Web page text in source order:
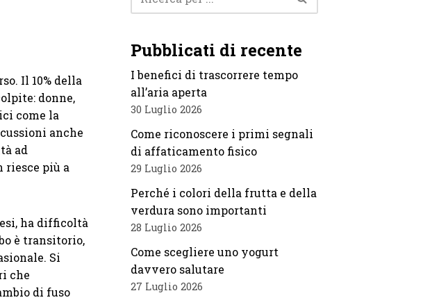
Il 10% della
donne,
come la
anche
ad
riesce più a
ha difficoltà
è transitorio,
Si
che
di fuso
Pubblicati di recente
I benefici di trascorrere tempo
all’aria aperta
30 Luglio 2026
Come riconoscere i primi segnali
di affaticamento fisico
29 Luglio 2026
Perché i colori della frutta e della
verdura sono importanti
28 Luglio 2026
Come scegliere uno yogurt
davvero salutare
27 Luglio 2026